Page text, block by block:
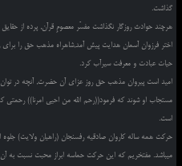
گذاشت.
هرچند حوادث روزگار نگذاشت مفسّر معصومِ قرآن, پرده از
اختر فرزوان آسمان هدایت پیش آمد,شاهراه مذهب حق را برای
حیات عبادت و معرفت سیرآب کرد.
امید است پیروان مذهب حق روز عزای آن حضرت, آنچه در توان
مستجاب او شوند که فرمود((رحم الله من احیی امرنا))
است.
حرکت همه ساله کاروان صادقیه رفسنجان (راهیان ولایت)
میباشد. مفتخریم که این حرکت حماسه ابراز محبت نسبت به آن